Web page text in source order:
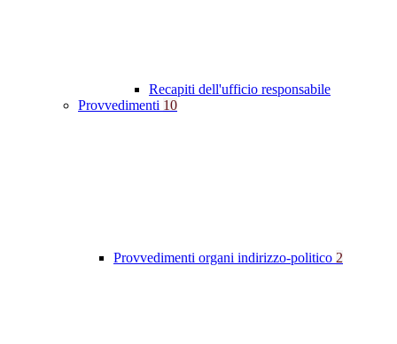
Recapiti dell'ufficio responsabile
Provvedimenti 10
Provvedimenti organi indirizzo-politico 2